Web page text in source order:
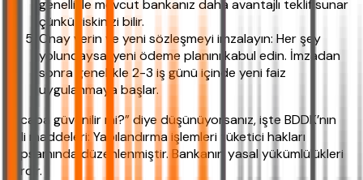
genellikle mevcut bankanız daha avantajlı teklif sunar
çünkü riskinizi bilir.
Onay verin ve yeni sözleşmeyi imzalayın: Her şey
yolundaysa, yeni ödeme planını kabul edin. İmzadan
sonra genellikle 2-3 iş günü içinde yeni faiz
uygulanmaya başlar.
“Acaba güvenilir mi?” diye düşünüyorsanız, işte BDDK’nın
ilgili maddeleri: Yapılandırma işlemleri tüketici hakları
kapsamında düzenlenmiştir. Bankanın yasal yükümlülükleri
vardır.